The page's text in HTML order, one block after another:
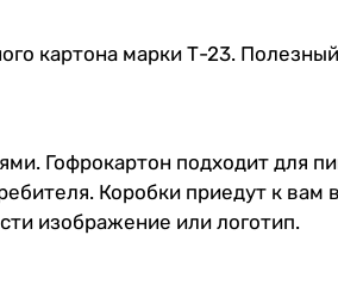
картона марки Т-23.
Гофрокартон подходит для
Коробки приедут к вам в
изображение или логотип.